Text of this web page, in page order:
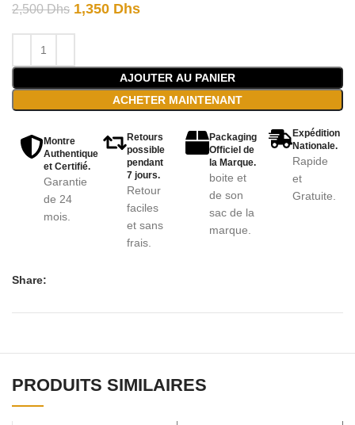
2,500Dhs 1,350 Dhs
AJOUTER AU PANIER
ACHETER MAINTENANT
Montre
Authentique
et Certifié.
Garantie
de 24
mois.
Retours
possible
pendant
7 jours.
Retour
faciles
et sans
frais.
Packaging
Officiel de
la Marque.
boite et
de son
sac de la
marque.
Expédition
Nationale.
Rapide
et
Gratuite.
Share:
PRODUITS SIMILAIRES